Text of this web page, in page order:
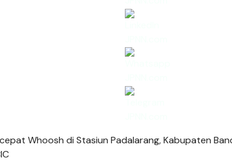
Whoosh di Stasiun Padalarang, Kabupaten